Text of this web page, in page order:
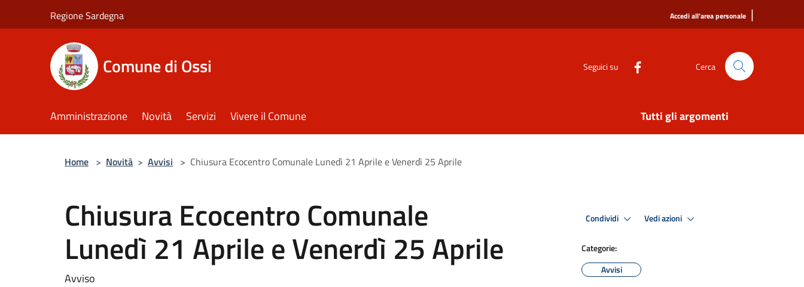
Regione Sardegna Accedi all'area personale |
Comune di Ossi Seguici su Cerca
Amministrazione Novità Servizi Vivere il Comune Tutti gli argomenti
Home > Novità > Avvisi > Chiusura Ecocentro Comunale Lunedì 21 Aprile e Venerdì 25 Aprile
Chiusura Ecocentro Comunale
Lunedì 21 Aprile e Venerdì 25 Aprile
Avviso
Condividi Vedi azioni
Categorie:
Avvisi